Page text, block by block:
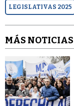
LEGISLATIVAS 2025
MÁS NOTICIAS